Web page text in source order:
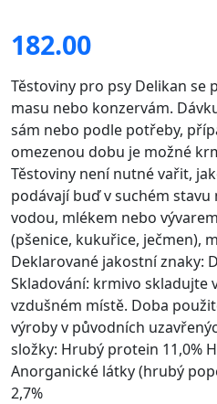
182.00
Těstoviny pro psy Delikan se
masu nebo konzervám.
sám nebo podle potřeby,
omezenou dobu je možné
Těstoviny není nutné vařit,
podávají buď v suchém
vodou, mlékem nebo
(pšenice, kukuřice, ječmen),
Deklarované jakostní znaky:
Skladování: krmivo skladujte
vzdušném místě. Doba
výroby v původních
složky: Hrubý protein 11,0%
Anorganické látky (hrubý
2,7%